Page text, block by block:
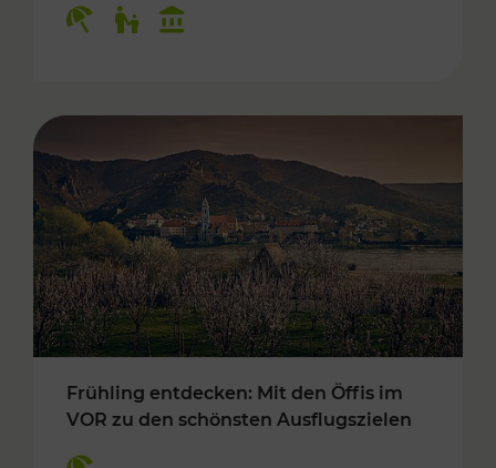
Frühling entdecken: Mit den Öffis im
VOR zu den schönsten Ausflugszielen